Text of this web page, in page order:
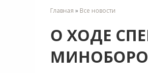
Главная » Все новости
О ХОДЕ